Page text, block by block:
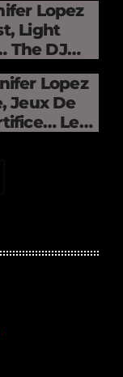
Lopez
Light
The DJ
De
Lopez
Jeux De
Le